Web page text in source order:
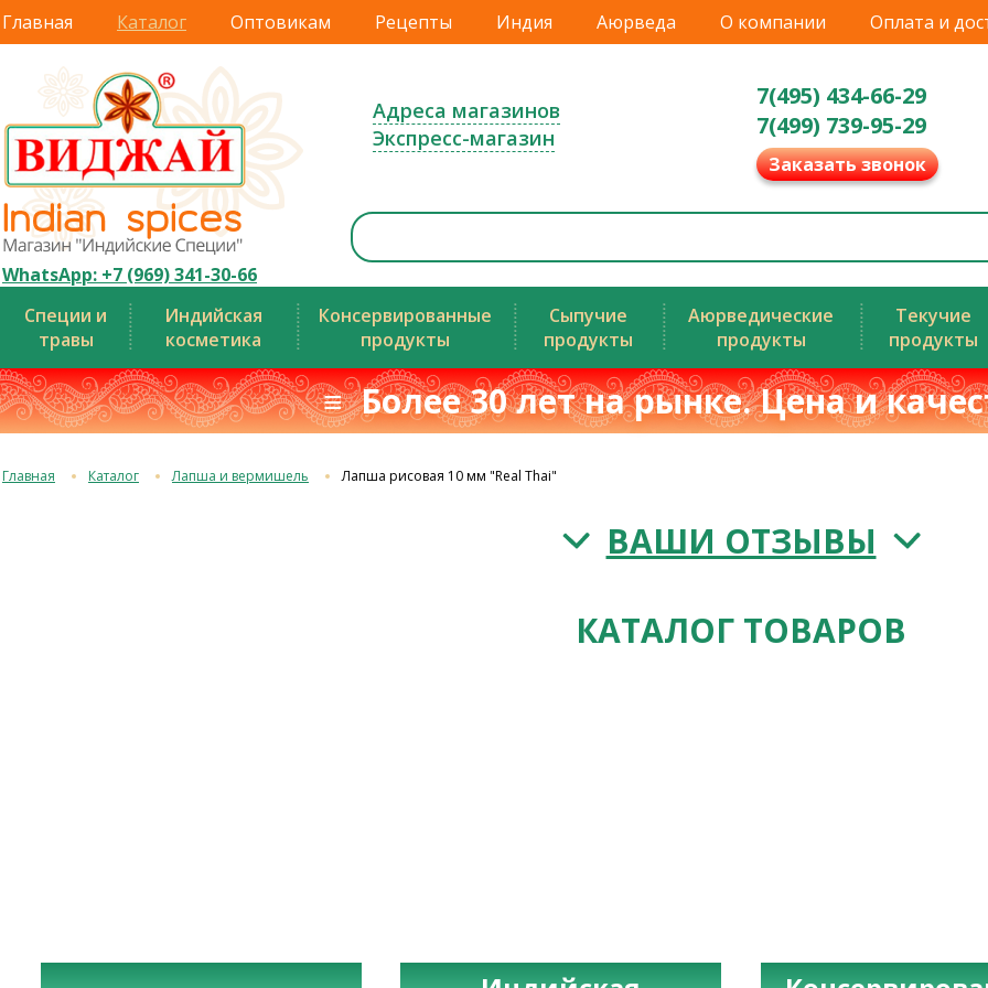
Главная Каталог Оптовикам Рецепты Индия Аюрведа О компании Оплата и
WhatsApp: +7 (969) 341-30-66
Адреса магазинов
Экспресс-магазин
7(495) 434-66-29
7(499) 739-95-29
Заказать звонок
Специи и
травы
Индийская
косметика
Консервированные
продукты
Сыпучие
продукты
Аюрведические
продукты
Текучие
продукты
≡ Более 30 лет на рынке. Цена и
Главная Каталог Лапша и вермишель Лапша рисовая 10 мм "Real Thai"
ВАШИ ОТЗЫВЫ
КАТАЛОГ ТОВАРОВ